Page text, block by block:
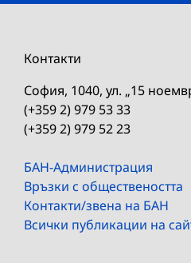
Контакти
София, 1040, ул. „15
(+359 2) 979 53 33
(+359 2) 979 52 23
БАН-Администрация
Връзки с обществеността
Контакти/звена на БАН
Всички публикации на